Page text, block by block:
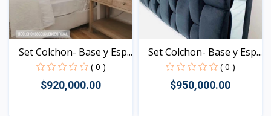
Set Colchon- Base y Esp...
( 0 )
$920,000.00
Set Colchon- Base y Esp...
( 0 )
$950,000.00